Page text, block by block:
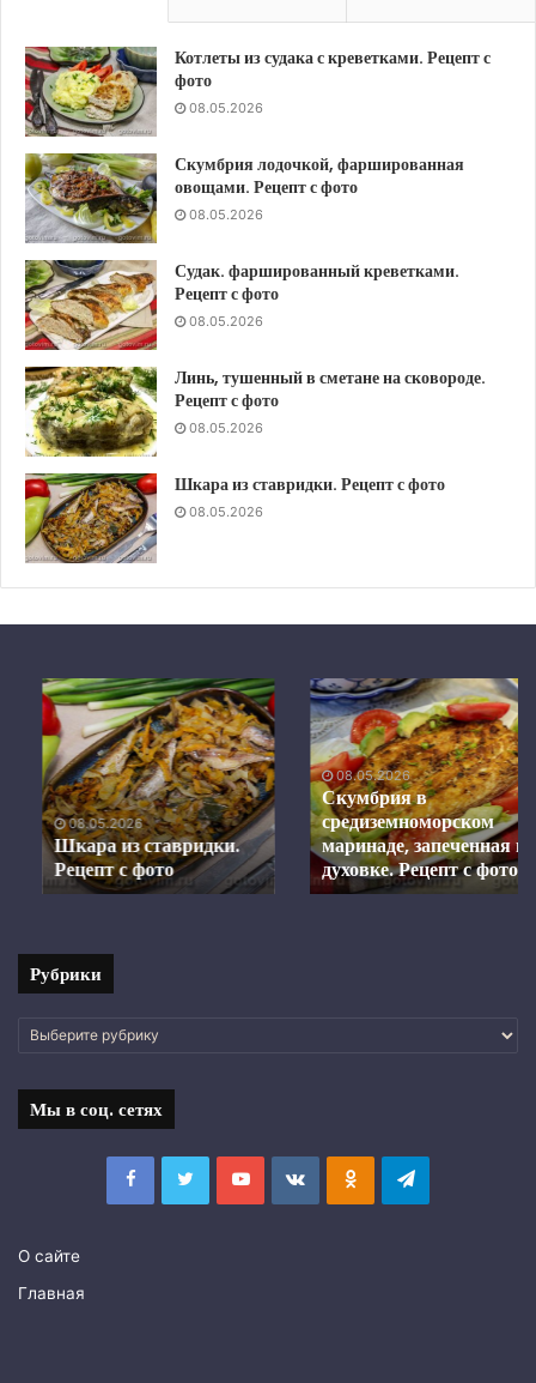
Котлеты из судака с креветками. Рецепт с
фото
08.05.2026
Скумбрия лодочкой, фаршированная
овощами. Рецепт с фото
08.05.2026
Судак. фаршированный креветками.
Рецепт с фото
08.05.2026
Линь, тушенный в сметане на сковороде.
Рецепт с фото
08.05.2026
Шкара из ставридки. Рецепт с фото
08.05.2026
Шкара
ставридки.
Рецепт
фото08.05.2026
Шкара из ставридки.
Рецепт с фото
Скумбрия
средиземноморском
маринаде,
запеченная
духовке.
Рецепт
08.05.2026
Скумбрия в
средиземноморском
маринаде, запеченная в
духовке. Рецепт с фото
Рубрики
Рубрики
Мы в соц. сетях
FacebookTwitterYouTubevk.comОдноклассники
Telegram
О сайте
Главная